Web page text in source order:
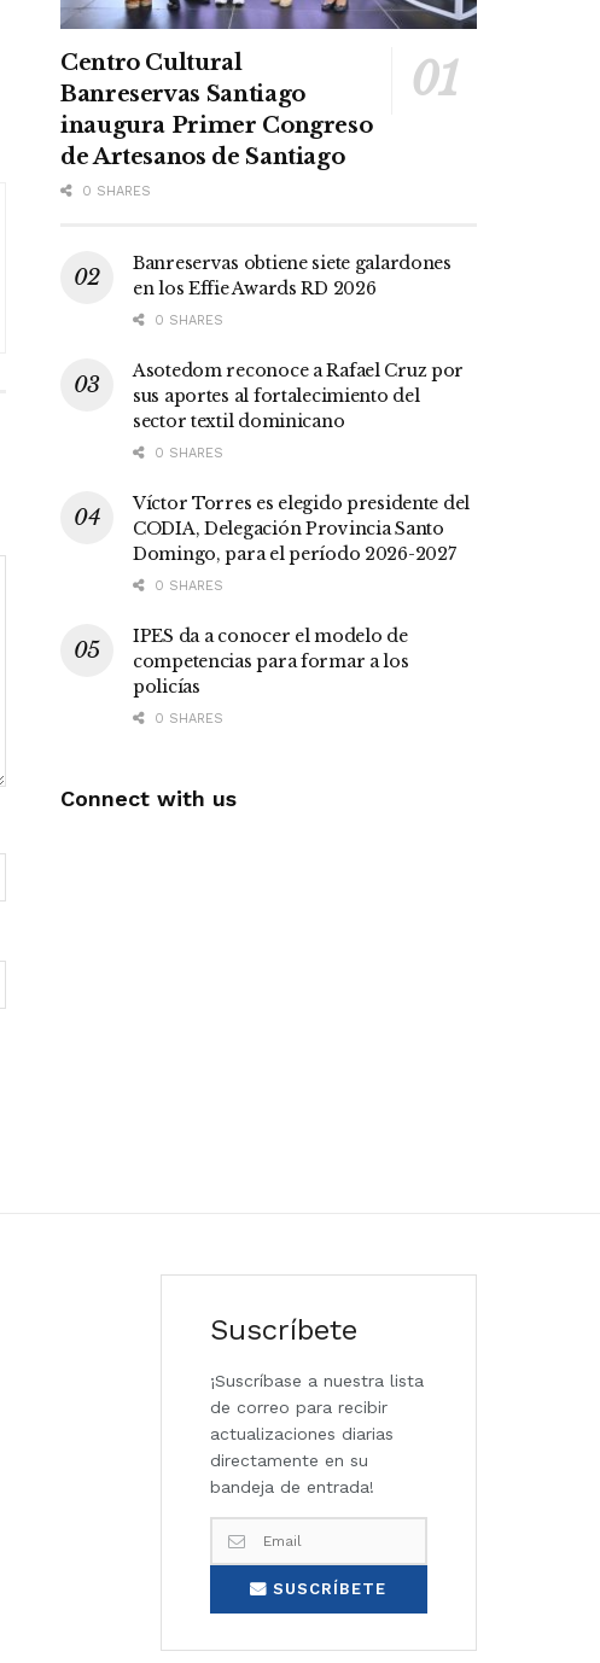
Centro Cultural
Banreservas Santiago
inaugura Primer Congreso
de Artesanos de Santiago
0 SHARES
Banreservas obtiene siete galardones
en los Effie Awards RD 2026
0 SHARES
Asotedom reconoce a Rafael Cruz por
sus aportes al fortalecimiento del
sector textil dominicano
0 SHARES
Víctor Torres es elegido presidente del
CODIA, Delegación Provincia Santo
Domingo, para el período 2026-2027
0 SHARES
IPES da a conocer el modelo de
competencias para formar a los
policías
0 SHARES
Connect with us
Suscríbete
¡Suscríbase a nuestra lista
de correo para recibir
actualizaciones diarias
directamente en su
bandeja de entrada!
SUSCRÍBETE